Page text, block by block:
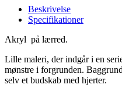
Beskrivelse
Specifikationer
Akryl på lærred.
Lille maleri, der indgår i en
mønstre i forgrunden.
selv et budskab med hjerter.